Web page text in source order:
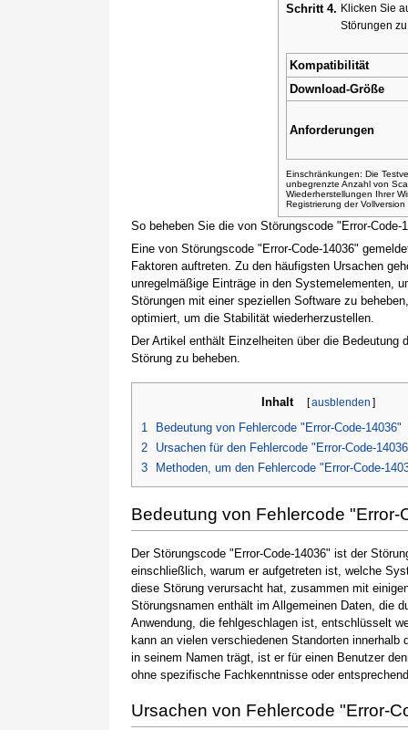
So beheben Sie die von Störungscode "Error-Code-
Eine von Störungscode "Error-Code-14036"
Faktoren auftreten. Zu den häufigsten Ursachen
unregelmäßige Einträge in den Systemelementen,
Störungen mit einer speziellen Software zu
optimiert, um die Stabilität wiederherzustellen.
Der Artikel enthält Einzelheiten über die
Störung zu beheben.
Inhalt [ ausblenden ]
1
Bedeutung von Fehlercode "Error-Code-14036"
2
Ursachen für den Fehlercode "Error-Code-
3
Methoden, um den Fehlercode "Error-Code-
Bedeutung von Fehlercode "Error-
Der Störungscode "Error-Code-14036" ist der
einschließlich, warum er aufgetreten ist, welche
diese Störung verursacht hat, zusammen mit
Störungsnamen enthält im Allgemeinen Daten, die
Anwendung, die fehlgeschlagen ist, entschlüsselt
kann an vielen verschiedenen Standorten
in seinem Namen trägt, ist er für einen Benutzer
ohne spezifische Fachkenntnisse oder
Ursachen von Fehlercode "Error-
Schritt 4. Klicken Sie
Störungen
Kompatibilität
Download-Größe
Anforderungen
Einschränkungen: Die
unbegrenzte Anzahl von
Wiederherstellungen Ihrer
Registrierung der